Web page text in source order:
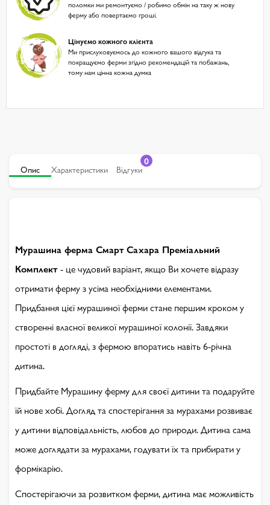
поломки ми ремонтуємо / робимо обмін на таку ж нову
ферму або повертаємо гроші.
Цінуємо кожного клієнта
Ми прислуховуємось до кожного вашого відгука та
покращуємо ферми згідно рекомендацій та побажань,
тому нам цінна кожна думка
Опис Характеристики Відгуки
0
Мурашина ферма Смарт Сахара Преміальний
Комплект- це чудовий варіант, якщо Ви хочете відразу
отримати ферму з усіма необхідними елементами.
Придбання цієї мурашиної ферми стане першим кроком у
створенні власної великої мурашиної колонії. Завдяки
простоті в догляді, з фермою впоратись навіть 6-річна
дитина.
Придбайте Мурашину ферму для своєї дитини та подаруйте
їй нове хобі. Догляд та спостерігання за мурахами розвиває
у дитини відповідальність, любов до природи. Дитина сама
може доглядати за мурахами, годувати їх та прибирати у
формікарію.
Спостерігаючи за розвитком ферми, дитина має можливість